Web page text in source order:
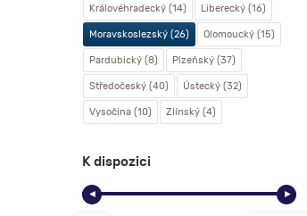
Královéhradecký (14) Liberecký (16)
Moravskoslezský (26) Olomoucký (15)
Pardubický (8) Plzeňský (37)
Středočeský (40) Ústecký (32)
Vysočina (10) Zlínský (4)
K dispozici
◄ ►